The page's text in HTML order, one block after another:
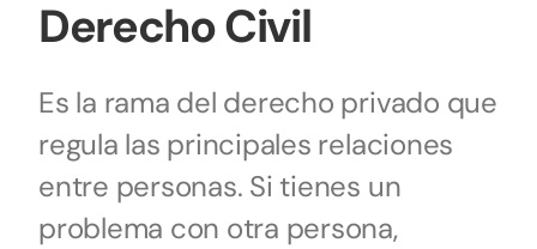
Derecho Civil
Es la rama del derecho privado que
regula las principales relaciones
entre personas. Si tienes un
problema con otra persona,